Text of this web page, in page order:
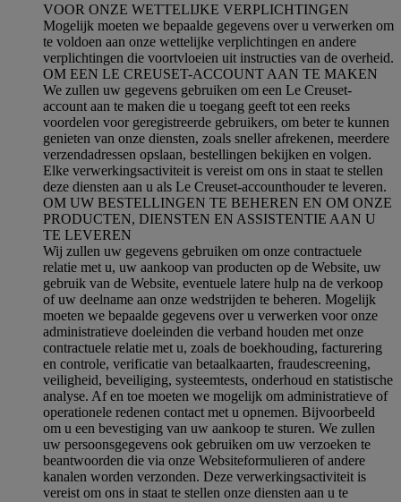
VOOR ONZE WETTELIJKE VERPLICHTINGEN
Mogelijk moeten we bepaalde gegevens over u verwerken om
te voldoen aan onze wettelijke verplichtingen en andere
verplichtingen die voortvloeien uit instructies van de overheid.
OM EEN LE CREUSET-ACCOUNT AAN TE MAKEN
We zullen uw gegevens gebruiken om een Le Creuset-
account aan te maken die u toegang geeft tot een reeks
voordelen voor geregistreerde gebruikers, om beter te kunnen
genieten van onze diensten, zoals sneller afrekenen, meerdere
verzendadressen opslaan, bestellingen bekijken en volgen.
Elke verwerkingsactiviteit is vereist om ons in staat te stellen
deze diensten aan u als Le Creuset-accounthouder te leveren.
OM UW BESTELLINGEN TE BEHEREN EN OM ONZE
PRODUCTEN, DIENSTEN EN ASSISTENTIE AAN U
TE LEVEREN
Wij zullen uw gegevens gebruiken om onze contractuele
relatie met u, uw aankoop van producten op de Website, uw
gebruik van de Website, eventuele latere hulp na de verkoop
of uw deelname aan onze wedstrijden te beheren. Mogelijk
moeten we bepaalde gegevens over u verwerken voor onze
administratieve doeleinden die verband houden met onze
contractuele relatie met u, zoals de boekhouding, facturering
en controle, verificatie van betaalkaarten, fraudescreening,
veiligheid, beveiliging, systeemtests, onderhoud en statistische
analyse. Af en toe moeten we mogelijk om administratieve of
operationele redenen contact met u opnemen. Bijvoorbeeld
om u een bevestiging van uw aankoop te sturen. We zullen
uw persoonsgegevens ook gebruiken om uw verzoeken te
beantwoorden die via onze Websiteformulieren of andere
kanalen worden verzonden. Deze verwerkingsactiviteit is
vereist om ons in staat te stellen onze diensten aan u te